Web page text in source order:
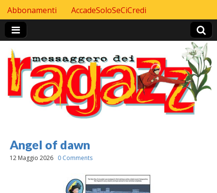
Header Top menu
Skip to content
Abbonamenti AccadeSoloSeCiCredi
Angel of dawn
12 Maggio 2026 0 Comments